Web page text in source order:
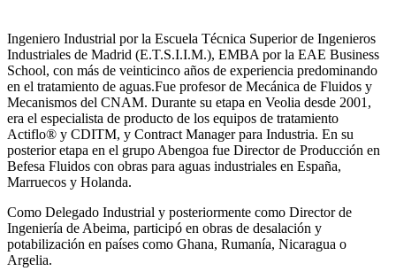
Ingeniero Industrial por la Escuela Técnica Superior de Ingenieros
Industriales de Madrid (E.T.S.I.I.M.), EMBA por la EAE Business
School, con más de veinticinco años de experiencia predominando
en el tratamiento de aguas.Fue profesor de Mecánica de Fluidos y
Mecanismos del CNAM. Durante su etapa en Veolia desde 2001,
era el especialista de producto de los equipos de tratamiento
Actiflo® y CDITM, y Contract Manager para Industria. En su
posterior etapa en el grupo Abengoa fue Director de Producción en
Befesa Fluidos con obras para aguas industriales en España,
Marruecos y Holanda.
Como Delegado Industrial y posteriormente como Director de
Ingeniería de Abeima, participó en obras de desalación y
potabilización en países como Ghana, Rumanía, Nicaragua o
Argelia.